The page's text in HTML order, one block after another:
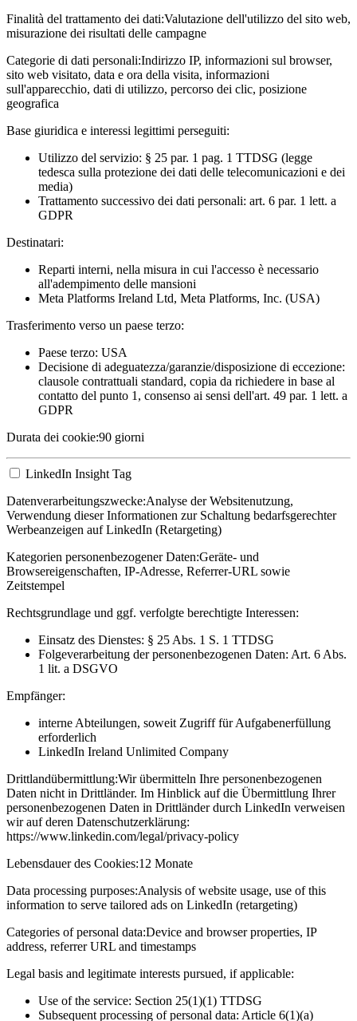
Finalità del trattamento dei dati:Valutazione dell'utilizzo del sito web,
misurazione dei risultati delle campagne
Categorie di dati personali:Indirizzo IP, informazioni sul browser,
sito web visitato, data e ora della visita, informazioni
sull'apparecchio, dati di utilizzo, percorso dei clic, posizione
geografica
Base giuridica e interessi legittimi perseguiti:
Utilizzo del servizio: § 25 par. 1 pag. 1 TTDSG (legge
tedesca sulla protezione dei dati delle telecomunicazioni e dei
media)
Trattamento successivo dei dati personali: art. 6 par. 1 lett. a
GDPR
Destinatari:
Reparti interni, nella misura in cui l'accesso è necessario
all'adempimento delle mansioni
Meta Platforms Ireland Ltd, Meta Platforms, Inc. (USA)
Trasferimento verso un paese terzo:
Paese terzo: USA
Decisione di adeguatezza/garanzie/disposizione di eccezione:
clausole contrattuali standard, copia da richiedere in base al
contatto del punto 1, consenso ai sensi dell'art. 49 par. 1 lett. a
GDPR
Durata dei cookie:90 giorni
LinkedIn Insight Tag
Datenverarbeitungszwecke:Analyse der Websitenutzung,
Verwendung dieser Informationen zur Schaltung bedarfsgerechter
Werbeanzeigen auf LinkedIn (Retargeting)
Kategorien personenbezogener Daten:Geräte- und
Browsereigenschaften, IP-Adresse, Referrer-URL sowie
Zeitstempel
Rechtsgrundlage und ggf. verfolgte berechtigte Interessen:
Einsatz des Dienstes: § 25 Abs. 1 S. 1 TTDSG
Folgeverarbeitung der personenbezogenen Daten: Art. 6 Abs.
1 lit. a DSGVO
Empfänger:
interne Abteilungen, soweit Zugriff für Aufgabenerfüllung
erforderlich
LinkedIn Ireland Unlimited Company
Drittlandübermittlung:Wir übermitteln Ihre personenbezogenen
Daten nicht in Drittländer. Im Hinblick auf die Übermittlung Ihrer
personenbezogenen Daten in Drittländer durch LinkedIn verweisen
wir auf deren Datenschutzerklärung:
https://www.linkedin.com/legal/privacy-policy
Lebensdauer des Cookies:12 Monate
Data processing purposes:Analysis of website usage, use of this
information to serve tailored ads on LinkedIn (retargeting)
Categories of personal data:Device and browser properties, IP
address, referrer URL and timestamps
Legal basis and legitimate interests pursued, if applicable:
Use of the service: Section 25(1)(1) TTDSG
Subsequent processing of personal data: Article 6(1)(a)